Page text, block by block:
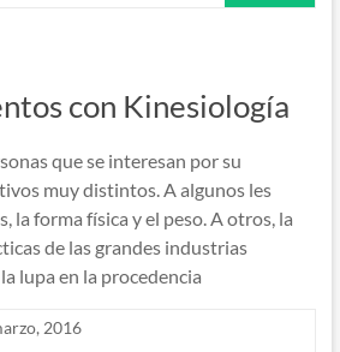
con Kinesiología
que se interesan por su
muy distintos. A algunos les
la forma física y el peso. A otros, la
de las grandes industrias
lupa en la procedencia
2016